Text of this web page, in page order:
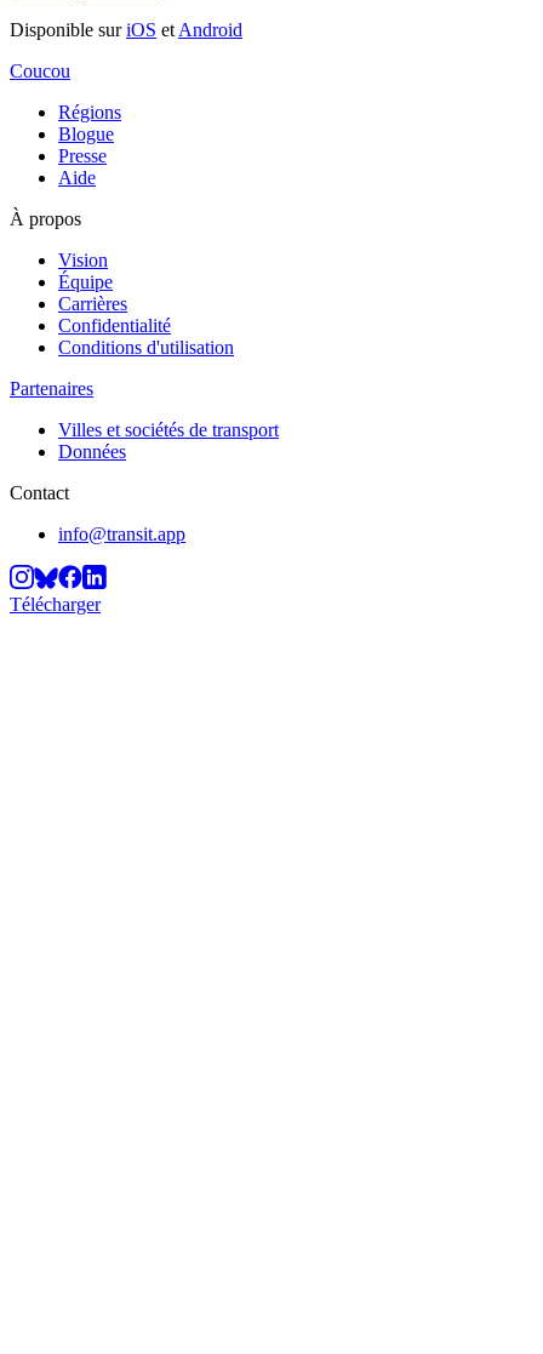
Disponible suriOS et Android
Coucou
Régions
Blogue
Presse
Aide
À propos
Vision
Équipe
Carrières
Confidentialité
Conditions d'utilisation
Partenaires
Villes et sociétés de transport
Données
Contact
info@transit.app
Télécharger